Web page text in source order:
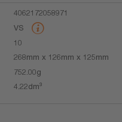
4062172058971
VS
10
268mm x 126mm x 125mm
752.00g
4.22dm³